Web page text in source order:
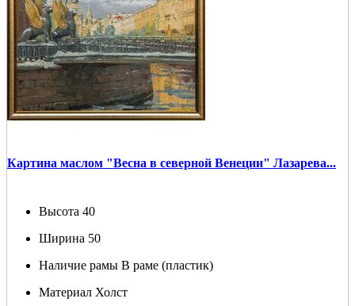
Картина маслом "Весна в северной Венеции" Лазарева...
Высота 40
Ширина 50
Наличие рамы В раме (пластик)
Материал Холст